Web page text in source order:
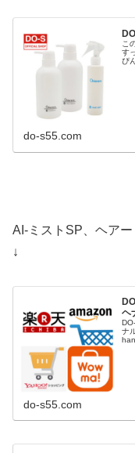
こ
す
ぴ
do-s55.com
AI-ミストSP、ヘア
↓
ヘ
ナ
do-s55.com